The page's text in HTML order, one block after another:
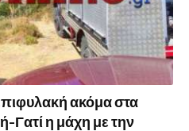
ακόμα στα
Γατί η μάχη με την